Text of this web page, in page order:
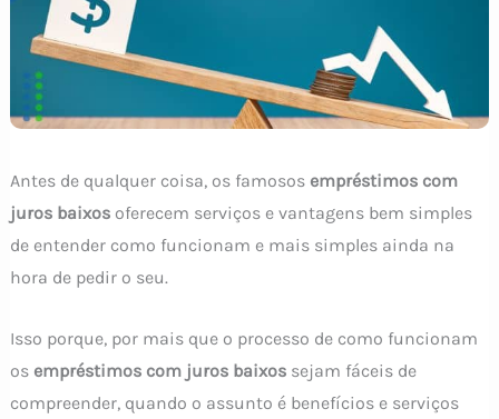
Antes de qualquer coisa, os famosos empréstimos com
juros baixosoferecem serviços e vantagens bem simples
de entender como funcionam e mais simples ainda na
hora de pedir o seu.
Isso porque, por mais que o processo de como funcionam
os empréstimos com juros baixossejam fáceis de
compreender, quando o assunto é benefícios e serviços